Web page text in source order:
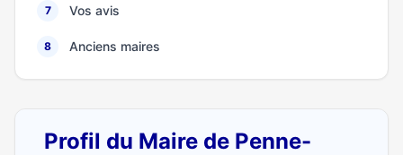
7 Vos avis
8 Anciens maires
Profil du Maire de Penne-